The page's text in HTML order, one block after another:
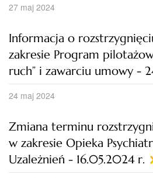
27 maj 2024
Informacja o
zakresie Program
ruch” i zawarciu umowy -
24 maj 2024
Zmiana terminu
w zakresie Opieka
Uzależnień - 16.05.2024 r.